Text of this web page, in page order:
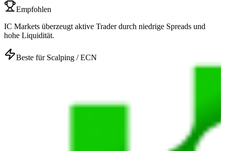
Empfohlen
IC Markets überzeugt aktive Trader durch niedrige Spreads und
hohe Liquidität.
Beste für Scalping / ECN